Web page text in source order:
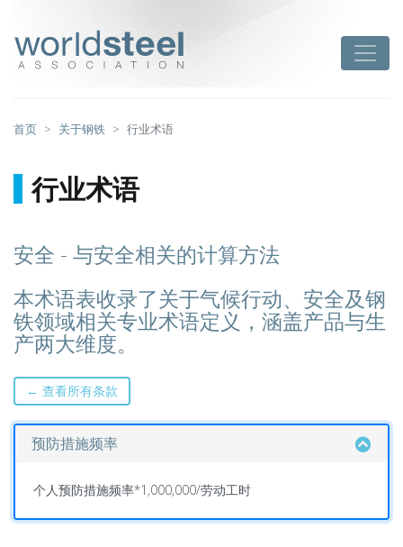
首页 关于钢铁 行业术语
行业术语
安全 - 与安全相关的计算方法
本术语表收录了关于气候行动、安全及钢
铁领域相关专业术语定义，涵盖产品与生
产两大维度。
← 查看所有条款
预防措施频率
个人预防措施频率*1,000,000/劳动工时